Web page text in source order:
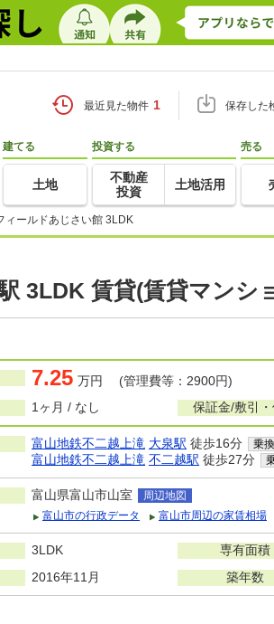
最近見た物件 1 保存した
建てる
土地
投資する
不動産
投資
土地活用
売る
ィールドあじさい館 3LDK
3LDK 賃貸(賃貸マンシ
7.25 万円 (管理費等：2900円)
1ヶ月 / なし 保証金/敷引
富山地鉄不二越上滝 大泉駅 徒歩16分 乗
富山地鉄不二越上滝 不二越駅 徒歩27分
富山県富山市山室
周辺地図
富山市の行政データ
富山市周辺の家賃相場
3LDK 専有面積
2016年11月 築年数